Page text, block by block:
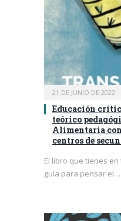
21 DE JUNIO DE 2022
Educación
teórico
Alimentaria con
centros de
El libro que tienes
guía para pensar el…